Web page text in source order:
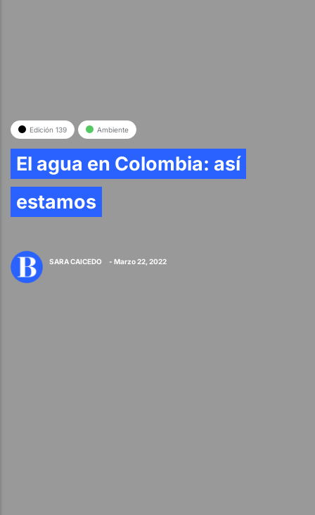
Edición 139 Ambiente
El agua en Colombia: así
estamos
SARA CAICEDO - Marzo 22, 2022